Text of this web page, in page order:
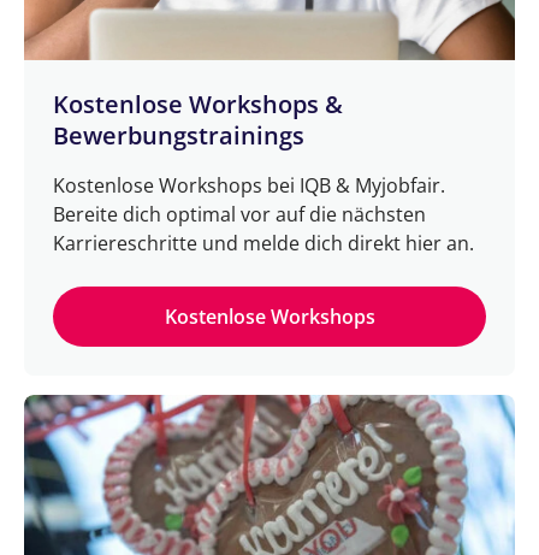
Kostenlose Workshops &
Bewerbungstrainings
Kostenlose Workshops bei IQB & Myjobfair.
Bereite dich optimal vor auf die nächsten
Karriereschritte und melde dich direkt hier an.
Kostenlose Workshops